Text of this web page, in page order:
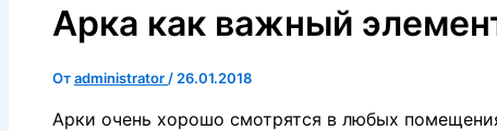
Арка как важный
Отadministrator / 26.01.2018
Арки очень хорошо смотрятся в любых